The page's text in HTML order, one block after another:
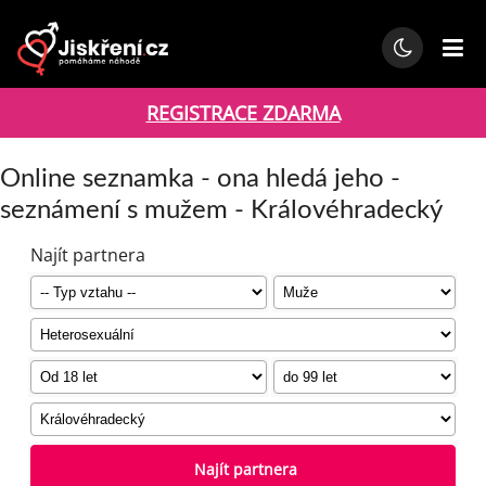
REGISTRACE ZDARMA
Online seznamka - ona hledá jeho -
seznámení s mužem - Královéhradecký
Najít partnera
Najít partnera